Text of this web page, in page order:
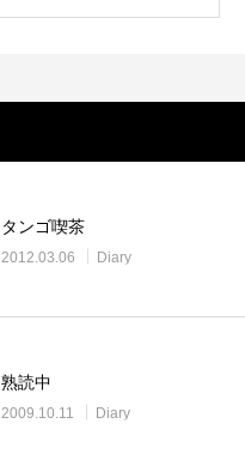
タンゴ喫茶
2012.03.06 Diary
熟読中
2009.10.11 Diary